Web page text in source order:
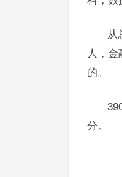
从
人，
的。
分。